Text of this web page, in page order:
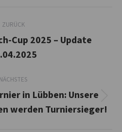
ZURÜCK
Vorheriger
Beitrag:
Cup 2025 – Update
NÄCHSTES
Beitrag:
in Lübben: Unsere
werden Turniersieger!